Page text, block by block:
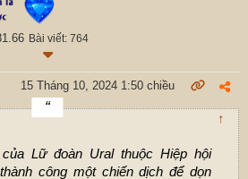
Bài viết: 764
15 Tháng 10, 2024 1:50 chiều
↑
Lữ đoàn Ural thuộc Hiệp hội
công một chiến dịch để dọn